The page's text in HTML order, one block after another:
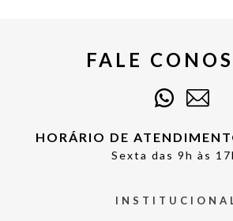
FALE
HORÁRIO DE
Sexta das 9h às